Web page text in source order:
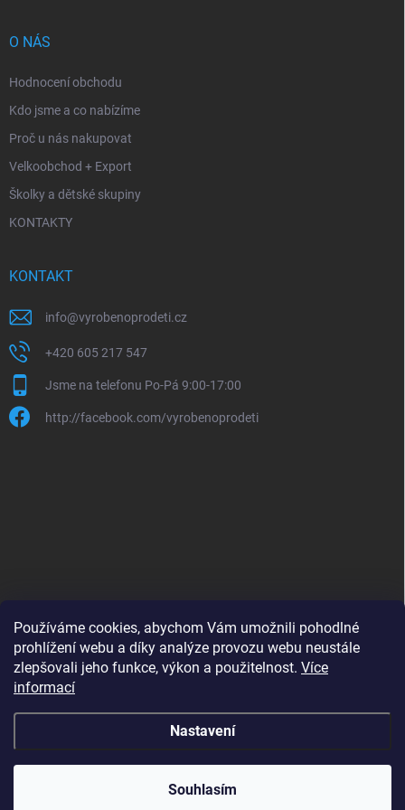
Používáme cookies, abychom Vám umožnili pohodlné
prohlížení webu a díky analýze provozu webu neustále
zlepšovali jeho funkce, výkon a použitelnost. Více
informací
Nastavení
Souhlasím
O NÁS
Hodnocení obchodu
Kdo jsme a co nabízíme
Proč u nás nakupovat
Velkoobchod + Export
Školky a dětské skupiny
KONTAKTY
KONTAKT
info@vyrobenoprodeti.cz
+420 605 217 547
Jsme na telefonu Po-Pá 9:00-17:00
http://facebook.com/vyrobenoprodeti
B2B shop pro obchodníky - www.krokido.cz
Vyrobenoprodeti.cz . Všechna práva vyhrazena.